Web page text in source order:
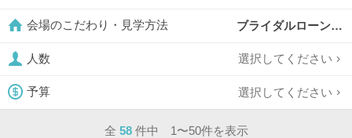
会場のこだわり・見学方法 ブライダルローン案内可,
人数 選択してください
予算 選択してください
全 58 件中 1〜50件を表示